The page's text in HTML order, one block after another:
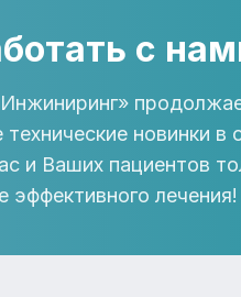
с
новинки
и Ваших пациентов
эффективного лечения!